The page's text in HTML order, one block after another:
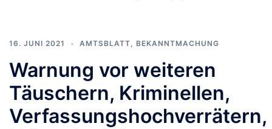
16. JUNI 2021 AMTSBLATT, BEKANNTMACHUNG
Warnung vor weiteren
Täuschern, Kriminellen,
Verfassungshochverrätern,